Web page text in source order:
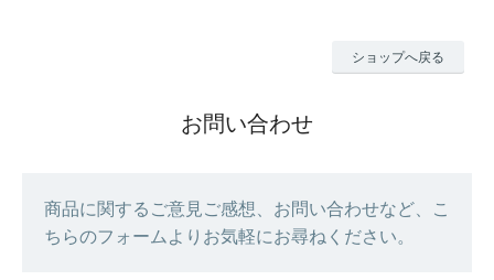
ショップへ戻る
お問い合わせ
商品に関するご意見ご感想、お問い合わせなど、こ
ちらのフォームよりお気軽にお尋ねください。